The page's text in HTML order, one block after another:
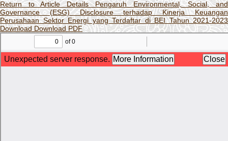
Return to Article DetailsPengaruh Environmental, Social, and
Governance (ESG) Disclosure terhadap Kinerja Keuangan
Perusahaan Sektor Energi yang Terdaftar di BEI Tahun 2021-2023
DownloadDownload PDF